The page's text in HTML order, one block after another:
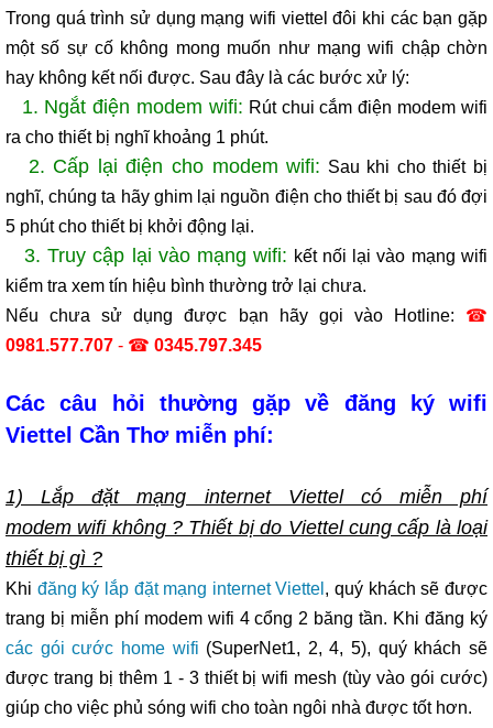
Trong quá trình sử dụng mạng wifi viettel đôi khi các bạn gặp
một số sự cố không mong muốn như mạng wifi chập chờn
hay không kết nối được. Sau đây là các bước xử lý:
1. Ngắt điện modem wifi: Rút chui cắm điện modem wifi
ra cho thiết bị nghĩ khoảng 1 phút.
2. Cấp lại điện cho modem wifi: Sau khi cho thiết bị
nghĩ, chúng ta hãy ghim lại nguồn điện cho thiết bị sau đó đợi
5 phút cho thiết bị khởi động lại.
3. Truy cập lại vào mạng wifi: kết nối lại vào mạng wifi
kiểm tra xem tín hiệu bình thường trở lại chưa.
Nếu chưa sử dụng được bạn hãy gọi vào Hotline: ☎
0981.577.707 - ☎ 0345.797.345
Các câu hỏi thường gặp về đăng ký wifi
Viettel Cần Thơ miễn phí:
1) Lắp đặt mạng internet Viettel có miễn phí
modem wifi không ? Thiết bị do Viettel cung cấp là loại
thiết bị gì ?
Khi đăng ký lắp đặt mạng internet Viettel , quý khách sẽ được
trang bị miễn phí modem wifi 4 cổng 2 băng tần. Khi đăng ký
các gói cước home wifi (SuperNet1, 2, 4, 5), quý khách sẽ
được trang bị thêm 1 - 3 thiết bị wifi mesh (tùy vào gói cước)
giúp cho việc phủ sóng wifi cho toàn ngôi nhà được tốt hơn.